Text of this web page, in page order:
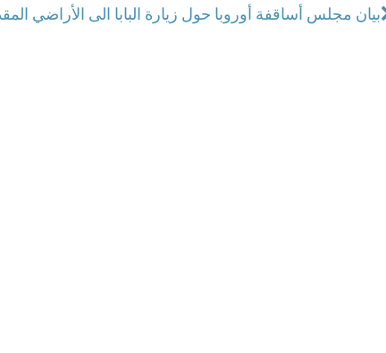
بيان مجلس أساقفة أوروبا حول زيارة البابا الى الأراضي